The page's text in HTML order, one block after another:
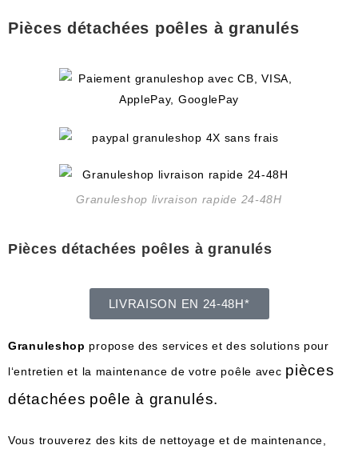
Pièces détachées poêles à granulés
Granuleshop livraison rapide 24-48H
Pièces détachées poêles à granulés
LIVRAISON EN 24-48H*
Granuleshop propose des services et des solutions pour
l‘entretien et la maintenance de votre poêle avec pièces
détachées poêle à granulés.
Vous trouverez des kits de nettoyage et de maintenance